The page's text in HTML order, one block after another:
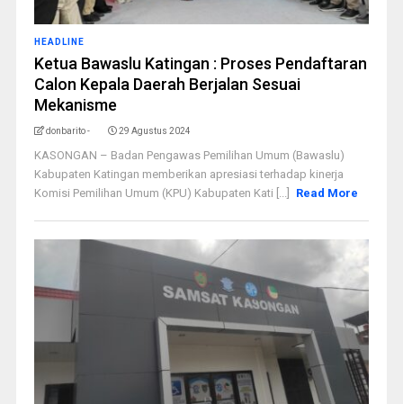
HEADLINE
Ketua Bawaslu Katingan : Proses Pendaftaran
Calon Kepala Daerah Berjalan Sesuai
Mekanisme
donbarito - 29 Agustus 2024
KASONGAN – Badan Pengawas Pemilihan Umum (Bawaslu)
Kabupaten Katingan memberikan apresiasi terhadap kinerja
Komisi Pemilihan Umum (KPU) Kabupaten Kati [...]
Read More